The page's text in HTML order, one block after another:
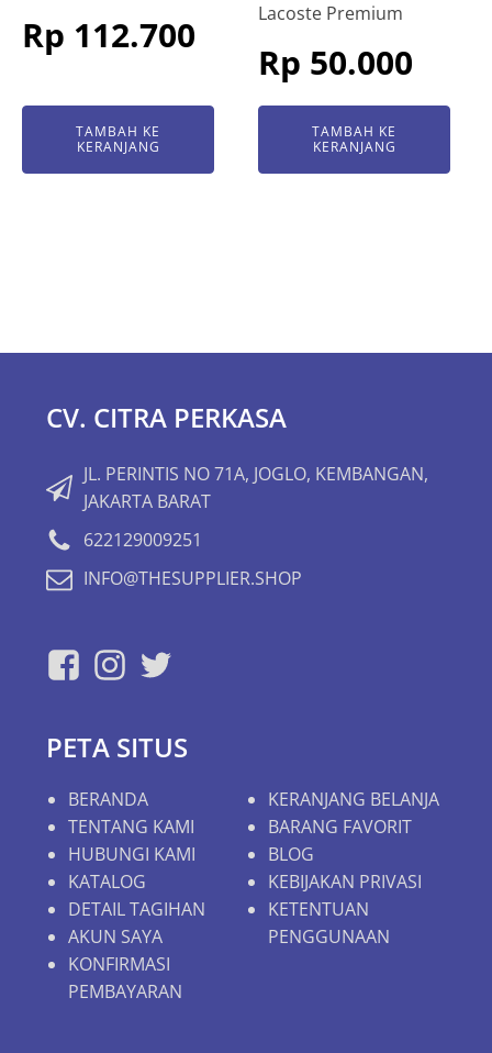
Rp 112.700
TAMBAH KE
KERANJANG
Lacoste Premium
Rp 50.000
TAMBAH KE
KERANJANG
CV. CITRA PERKASA
JL. PERINTIS NO 71A, JOGLO, KEMBANGAN,
JAKARTA BARAT
622129009251
INFO@THESUPPLIER.SHOP
PETA SITUS
BERANDA
TENTANG KAMI
HUBUNGI KAMI
KATALOG
DETAIL TAGIHAN
AKUN SAYA
KONFIRMASI
PEMBAYARAN
KERANJANG BELANJA
BARANG FAVORIT
BLOG
KEBIJAKAN PRIVASI
KETENTUAN
PENGGUNAAN